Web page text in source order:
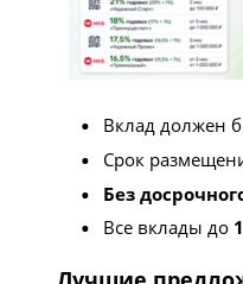
Вклад должен
Срок
Без
Все вклады до